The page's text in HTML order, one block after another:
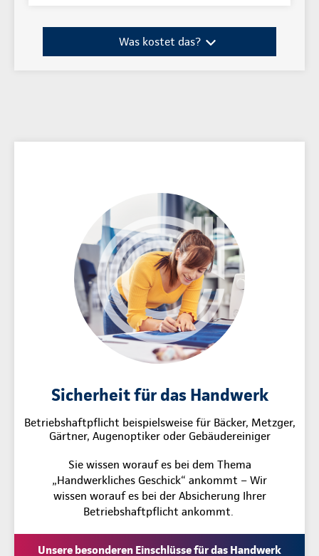
Was kostet das?
Sicherheit für das Handwerk
Betriebshaftpflicht beispielsweise für Bäcker, Metzger,
Gärtner, Augenoptiker oder Gebäudereiniger
Sie wissen worauf es bei dem Thema
„Handwerkliches Geschick“ ankommt – Wir
wissen worauf es bei der Absicherung Ihrer
Betriebshaftpflicht ankommt.
Unsere besonderen Einschlüsse für das Handwerk